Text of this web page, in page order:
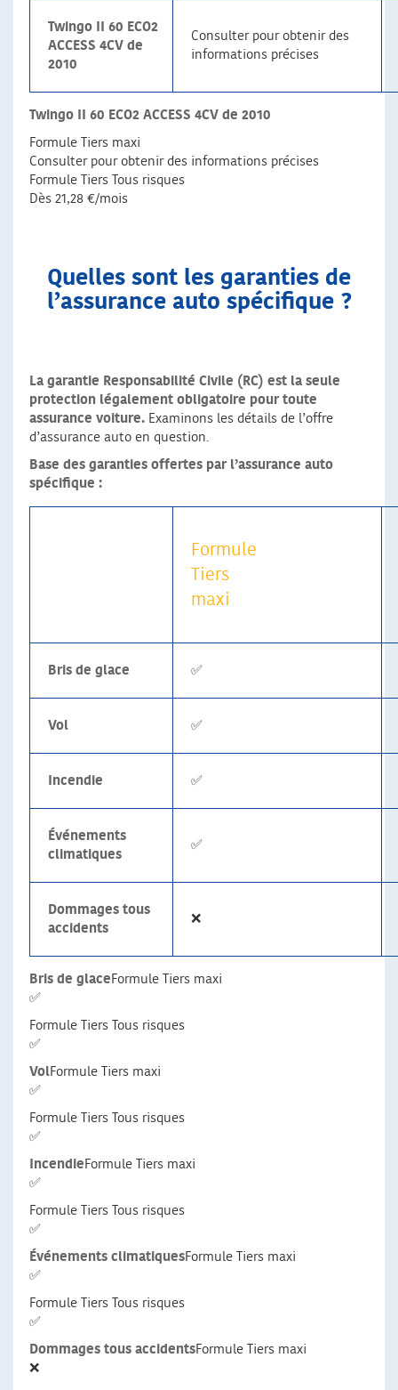
Twingo II 60 ECO2
ACCESS 4CV de
2010
Consulter pour obtenir des
informations précises
Twingo II 60 ECO2 ACCESS 4CV de 2010
Formule Tiers maxi
Consulter pour obtenir des informations précises
Formule Tiers Tous risques
Dès 21,28 €/mois
Quelles sont les garanties de
l’assurance auto spécifique ?
La garantie Responsabilité Civile (RC) est la seule
protection légalement obligatoire pour toute
assurance voiture. Examinons les détails de l’offre
d’assurance auto en question.
Base des garanties offertes par l’assurance auto
spécifique :
Formule
Tiers
maxi
Bris de glace ✅
Vol ✅
Incendie ✅
Événements
climatiques
✅
Dommages tous
accidents
❌
Bris de glace Formule Tiers maxi
✅
Formule Tiers Tous risques
✅
VolFormule Tiers maxi
✅
Formule Tiers Tous risques
✅
Incendie Formule Tiers maxi
✅
Formule Tiers Tous risques
✅
Événements climatiquesFormule Tiers maxi
✅
Formule Tiers Tous risques
✅
Dommages tous accidentsFormule Tiers maxi
❌